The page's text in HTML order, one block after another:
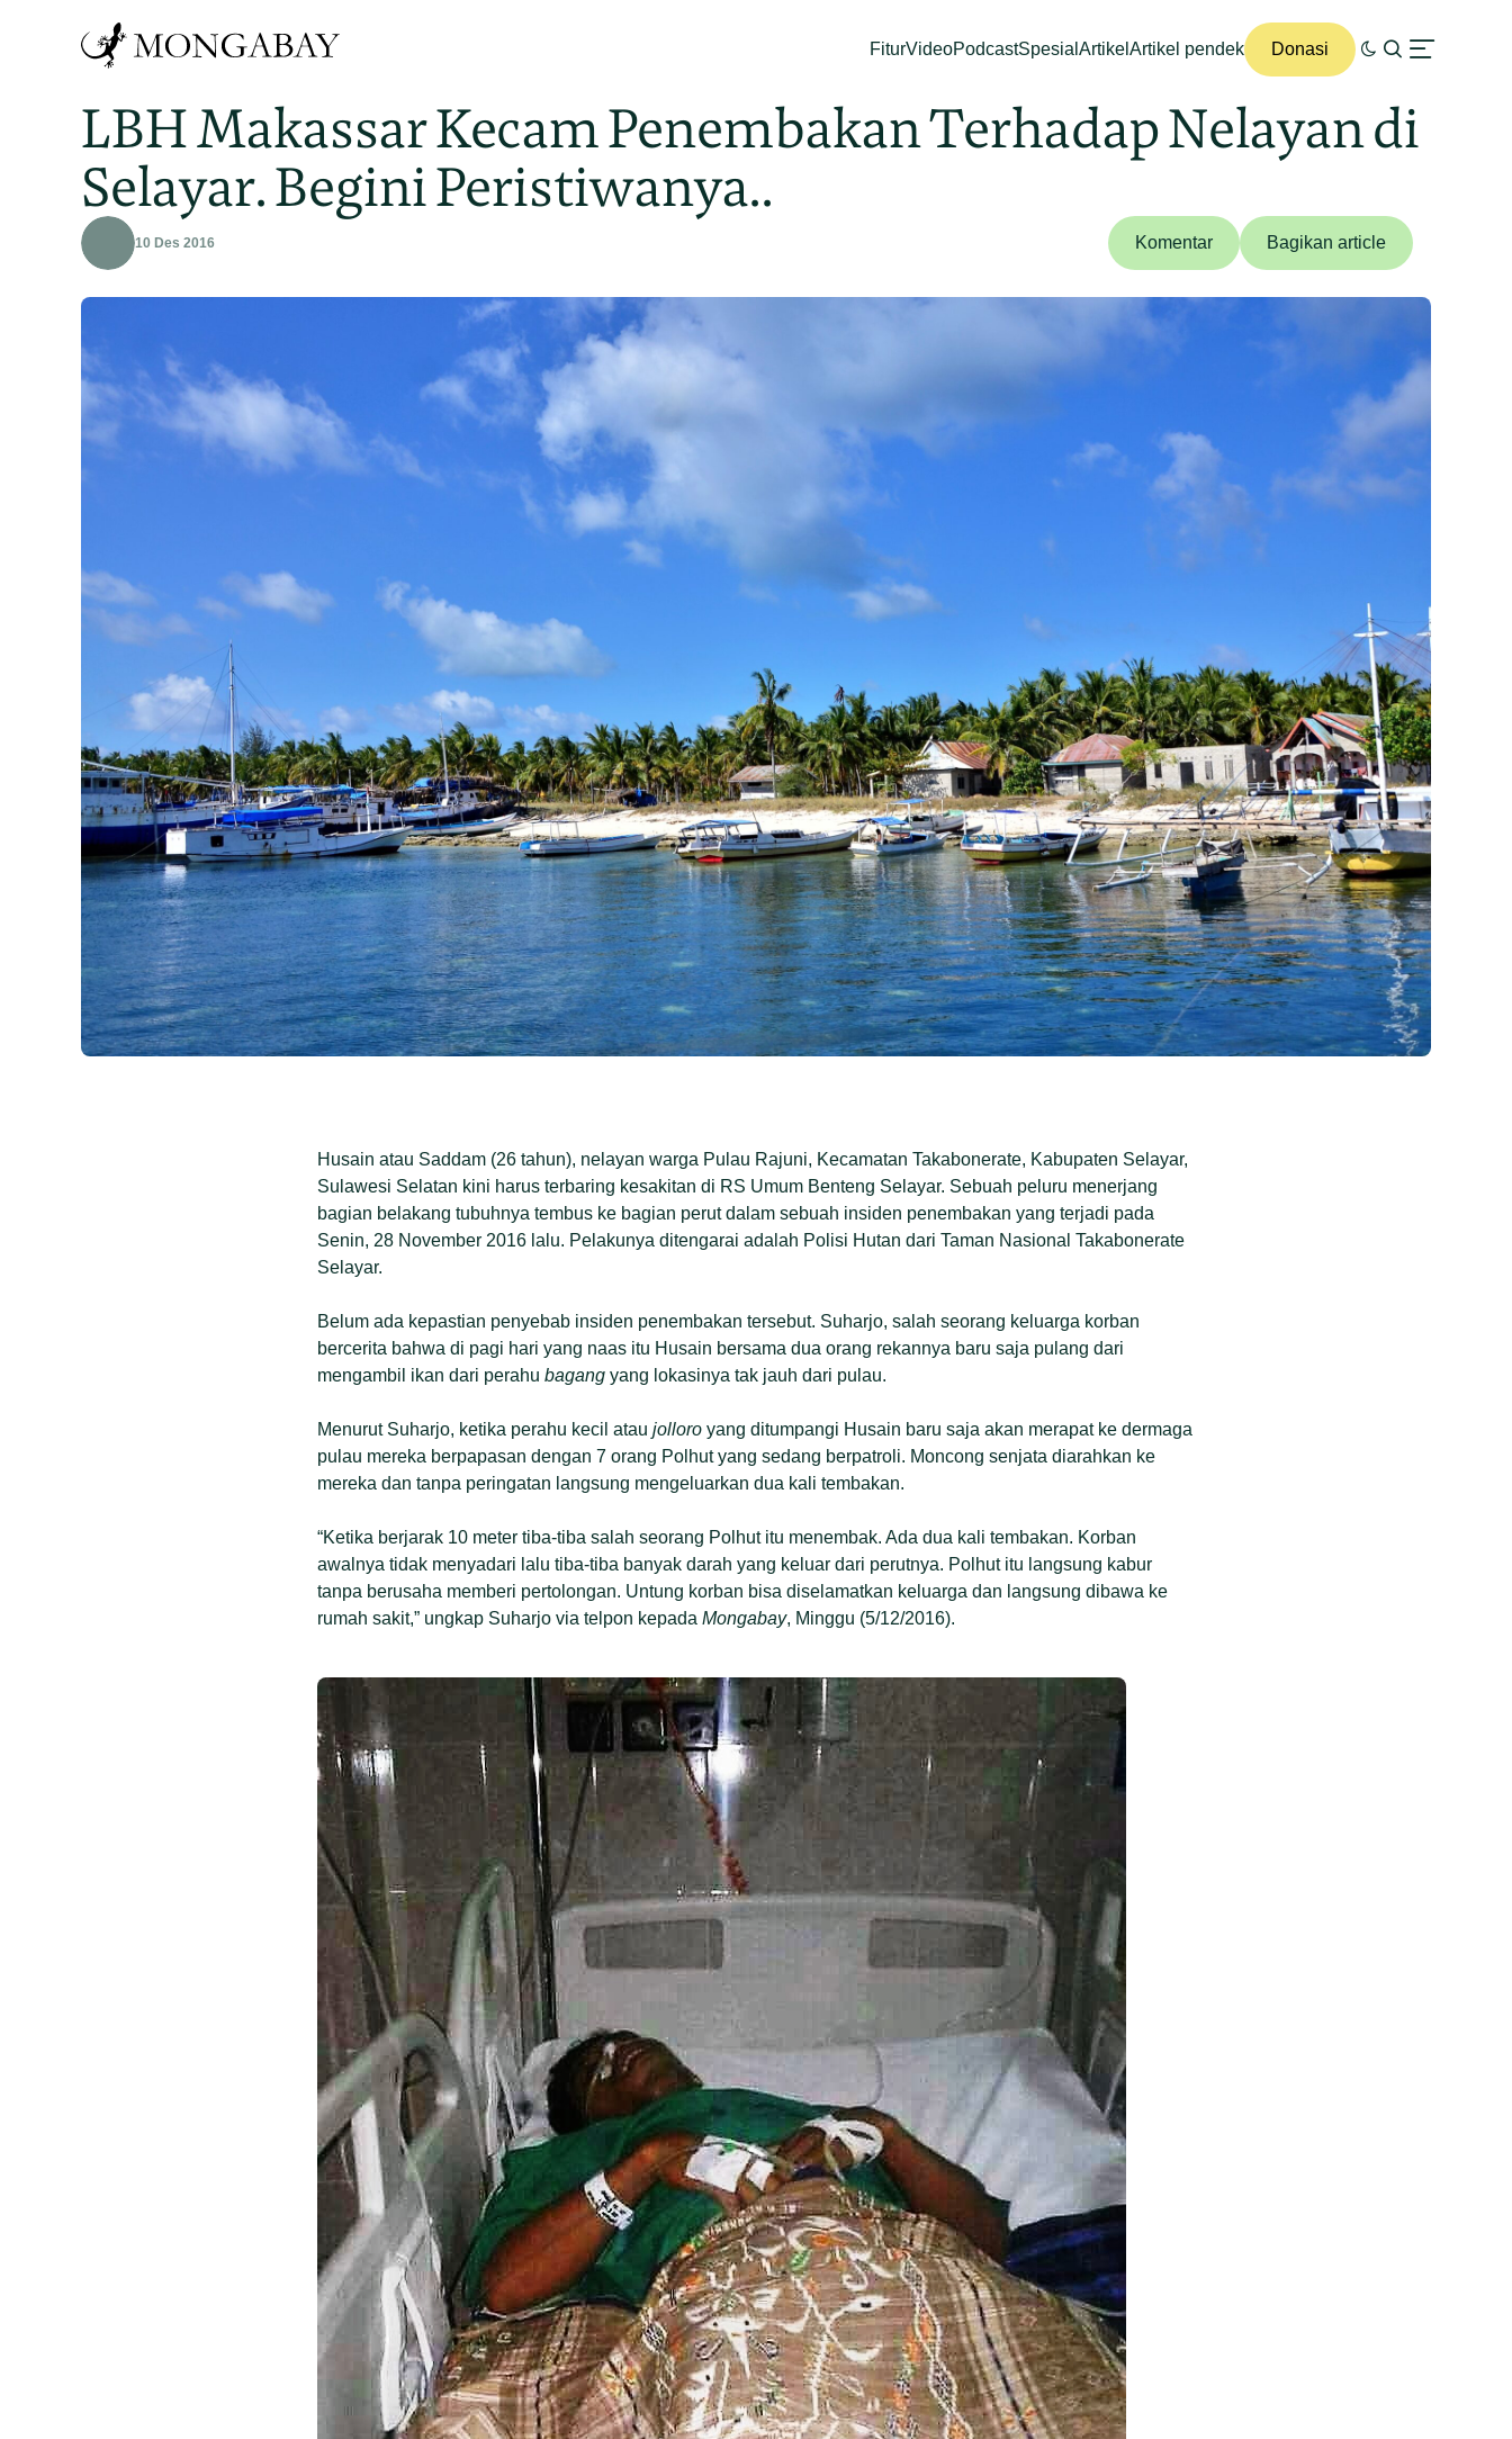
FiturVideoPodcastSpesial Artikel Artikel pendek Donasi
LBH Makassar Kecam Penembakan Terhadap Nelayan di
Selayar. Begini Peristiwanya..
10 Des 2016 Komentar Bagikan article
Husain atau Saddam (26 tahun), nelayan warga Pulau Rajuni, Kecamatan Takabonerate, Kabupaten Selayar,
Sulawesi Selatan kini harus terbaring kesakitan di RS Umum Benteng Selayar. Sebuah peluru menerjang
bagian belakang tubuhnya tembus ke bagian perut dalam sebuah insiden penembakan yang terjadi pada
Senin, 28 November 2016 lalu. Pelakunya ditengarai adalah Polisi Hutan dari Taman Nasional Takabonerate
Selayar.
Belum ada kepastian penyebab insiden penembakan tersebut. Suharjo, salah seorang keluarga korban
bercerita bahwa di pagi hari yang naas itu Husain bersama dua orang rekannya baru saja pulang dari
mengambil ikan dari perahu bagang yang lokasinya tak jauh dari pulau.
Menurut Suharjo, ketika perahu kecil atau jolloro yang ditumpangi Husain baru saja akan merapat ke dermaga
pulau mereka berpapasan dengan 7 orang Polhut yang sedang berpatroli. Moncong senjata diarahkan ke
mereka dan tanpa peringatan langsung mengeluarkan dua kali tembakan.
“Ketika berjarak 10 meter tiba-tiba salah seorang Polhut itu menembak. Ada dua kali tembakan. Korban
awalnya tidak menyadari lalu tiba-tiba banyak darah yang keluar dari perutnya. Polhut itu langsung kabur
tanpa berusaha memberi pertolongan. Untung korban bisa diselamatkan keluarga dan langsung dibawa ke
rumah sakit,” ungkap Suharjo via telpon kepada Mongabay, Minggu (5/12/2016).